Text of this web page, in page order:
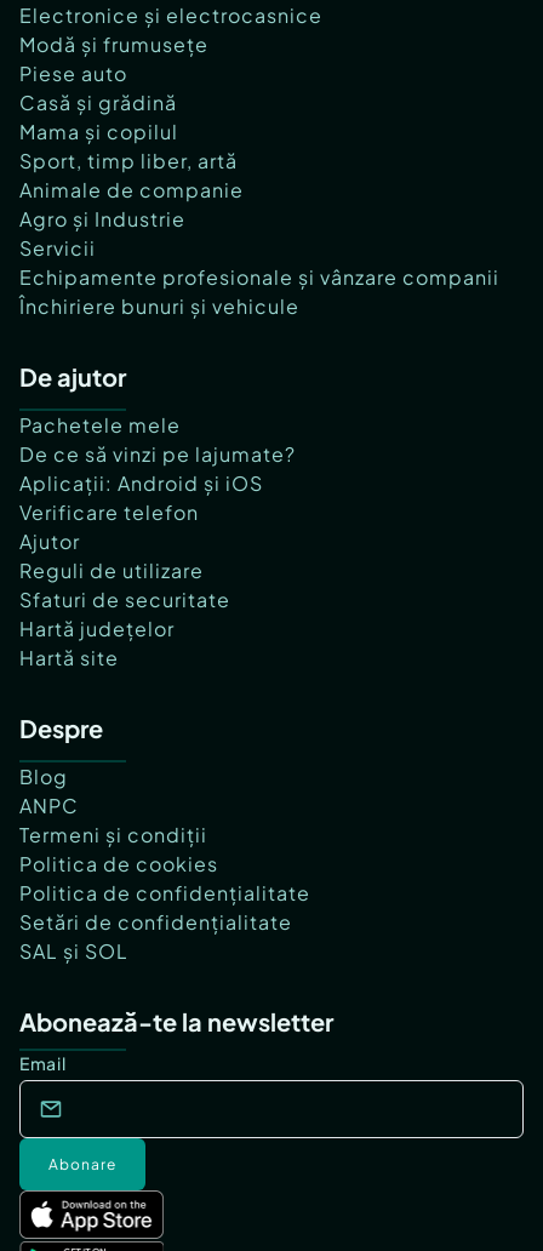
Electronice și electrocasnice
Modă și frumusețe
Piese auto
Casă și grădină
Mama și copilul
Sport, timp liber, artă
Animale de companie
Agro și Industrie
Servicii
Echipamente profesionale și vânzare companii
Închiriere bunuri și vehicule
De ajutor
Pachetele mele
De ce să vinzi pe lajumate?
Aplicații: Android și iOS
Verificare telefon
Ajutor
Reguli de utilizare
Sfaturi de securitate
Hartă județelor
Hartă site
Despre
Blog
ANPC
Termeni și condiții
Politica de cookies
Politica de confidențialitate
Setări de confidențialitate
SAL și SOL
Abonează-te la newsletter
Email
Abonare